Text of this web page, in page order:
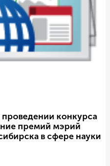
конкурса
премий мэрий
в сфере науки